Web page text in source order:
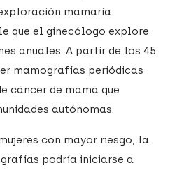
mamaria
que el ginecólogo explore
anuales. A partir de los 45
mamografías periódicas
cáncer de mama que
autónomas.
con mayor riesgo, la
podría iniciarse a